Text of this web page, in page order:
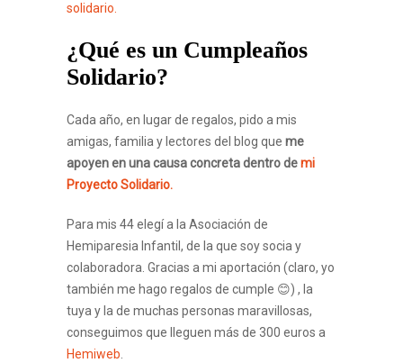
solidario.
¿Qué es un Cumpleaños
Solidario?
Cada año, en lugar de regalos, pido a mis
amigas, familia y lectores del blog que me
apoyen en una causa concreta dentro demi
Proyecto Solidario.
Para mis 44 elegí a la Asociación de
Hemiparesia Infantil, de la que soy socia y
colaboradora. Gracias a mi aportación (claro, yo
también me hago regalos de cumple 😊) , la
tuya y la de muchas personas maravillosas,
conseguimos que lleguen más de 300 euros a
Hemiweb.